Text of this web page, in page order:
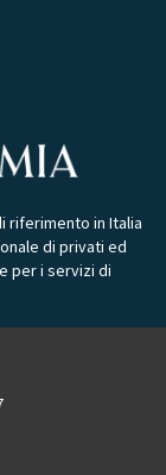
riferimento in Italia
di privati ed
per i servizi di